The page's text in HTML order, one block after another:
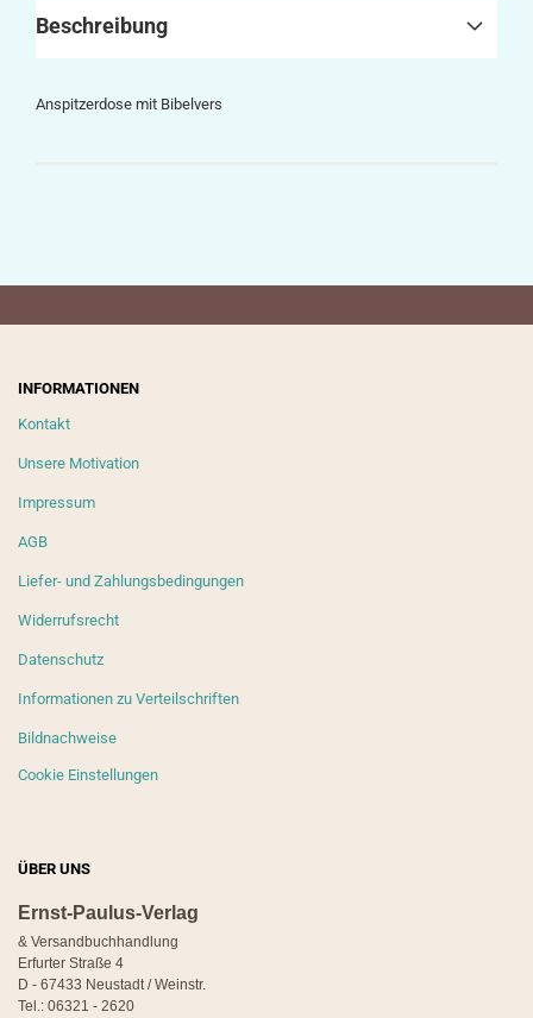
Beschreibung
Anspitzerdose mit Bibelvers
INFORMATIONEN
Kontakt
Unsere Motivation
Impressum
AGB
Liefer- und Zahlungsbedingungen
Widerrufsrecht
Datenschutz
Informationen zu Verteilschriften
Bildnachweise
Cookie Einstellungen
ÜBER UNS
Ernst-Paulus-Verlag
& Versandbuchhandlung
Erfurter Straße 4
D - 67433 Neustadt / Weinstr.
Tel.: 06321 - 2620